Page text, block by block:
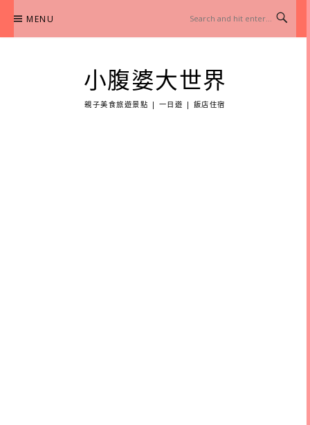
content
MENU
小腹婆大世界
親子美食旅遊景點 | 一日遊 | 飯店住宿